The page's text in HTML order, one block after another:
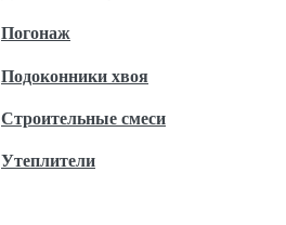
Погонаж
Подоконники хвоя
Строительные смеси
Утеплители